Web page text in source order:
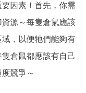
因素！首先，你需
源～每隻倉鼠應該
，以便牠們能夠有
倉鼠都應該有自己
競爭～